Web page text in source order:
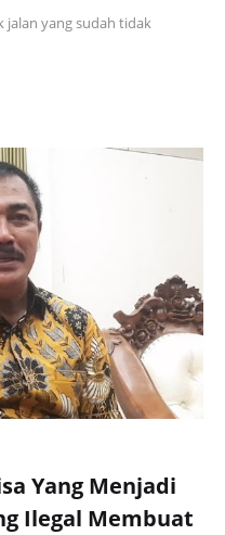
jalan yang sudah tidak
Yang Menjadi
Ilegal Membuat